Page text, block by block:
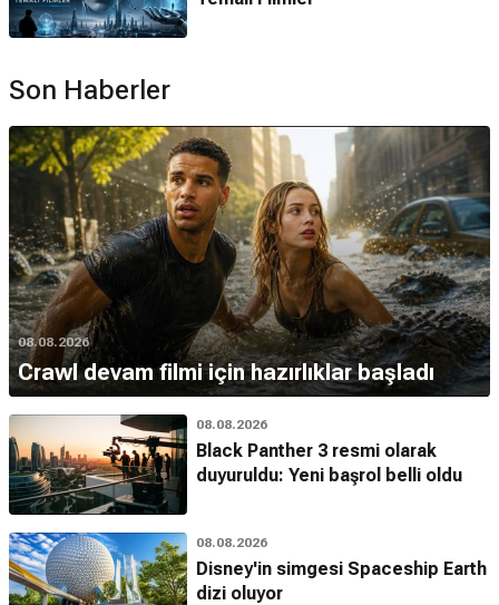
Son Haberler
08.08.2026
Crawl devam filmi için hazırlıklar başladı
08.08.2026
Black Panther 3 resmi olarak
duyuruldu: Yeni başrol belli oldu
08.08.2026
Disney'in simgesi Spaceship Earth
dizi oluyor